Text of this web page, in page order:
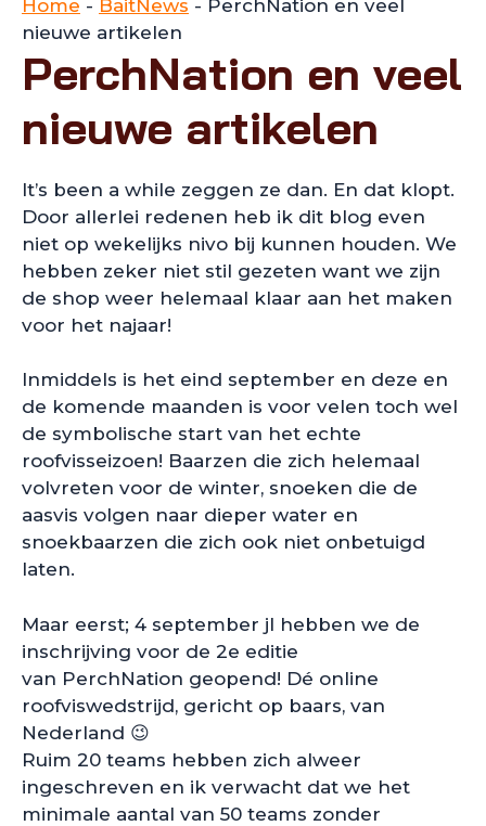
Home - BaitNews - PerchNation en veel
nieuwe artikelen
PerchNation en veel
nieuwe artikelen
It’s been a while zeggen ze dan. En dat klopt.
Door allerlei redenen heb ik dit blog even
niet op wekelijks nivo bij kunnen houden. We
hebben zeker niet stil gezeten want we zijn
de shop weer helemaal klaar aan het maken
voor het najaar!
Inmiddels is het eind september en deze en
de komende maanden is voor velen toch wel
de symbolische start van het echte
roofvisseizoen! Baarzen die zich helemaal
volvreten voor de winter, snoeken die de
aasvis volgen naar dieper water en
snoekbaarzen die zich ook niet onbetuigd
laten.
Maar eerst; 4 september jl hebben we de
inschrijving voor de 2e editie
van PerchNation geopend! Dé online
roofviswedstrijd, gericht op baars, van
Nederland 😉
Ruim 20 teams hebben zich alweer
ingeschreven en ik verwacht dat we het
minimale aantal van 50 teams zonder